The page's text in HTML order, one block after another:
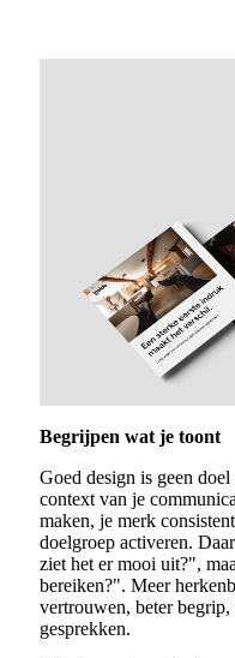
Begrijpen wat je toont
Goed design is geen
context van je
maken, je merk
doelgroep activeren.
ziet het er mooi uit?",
bereiken?". Meer
vertrouwen, beter begrip,
gesprekken.